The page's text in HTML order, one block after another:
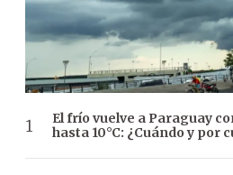
El frío vuelve a Paraguay
hasta 10°C: ¿Cuándo y por